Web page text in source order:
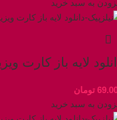
به سبد خرید
لایه باز
تومان
به سبد خرید